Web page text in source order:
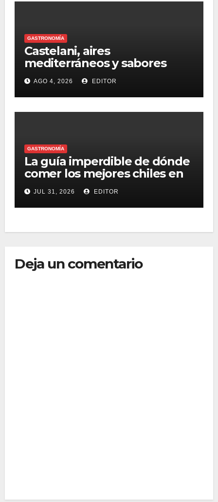
GASTRONOMÍA
Castelani, aires
mediterráneos y sabores
únicos en el corazón de
Polanco
AGO 4, 2026 EDITOR
GASTRONOMÍA
La guía imperdible de dónde
comer los mejores chiles en
nogada de la temporada
JUL 31, 2026 EDITOR
Deja un comentario